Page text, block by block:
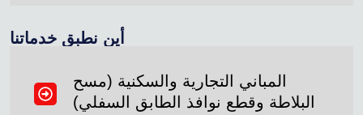
أين نطبق خدماتنا
المباني التجارية والسكنية (مسح
البلاطة وقطع نوافذ الطابق السفلي)